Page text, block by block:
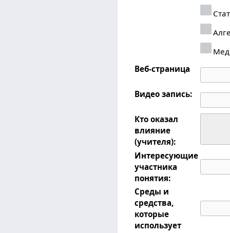
Веб-страница
Видео запись:
Кто оказал
влияние
(учителя):
Интересующие
участника
понятия:
Среды и
средства,
которые
использует